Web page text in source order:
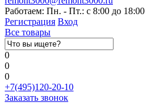
Работаем: Пн. - Пт.: с 8:00 до 18:00
Регистрация Вход
Все товары
0
0
0
+7(495)120-20-10
Заказать звонок